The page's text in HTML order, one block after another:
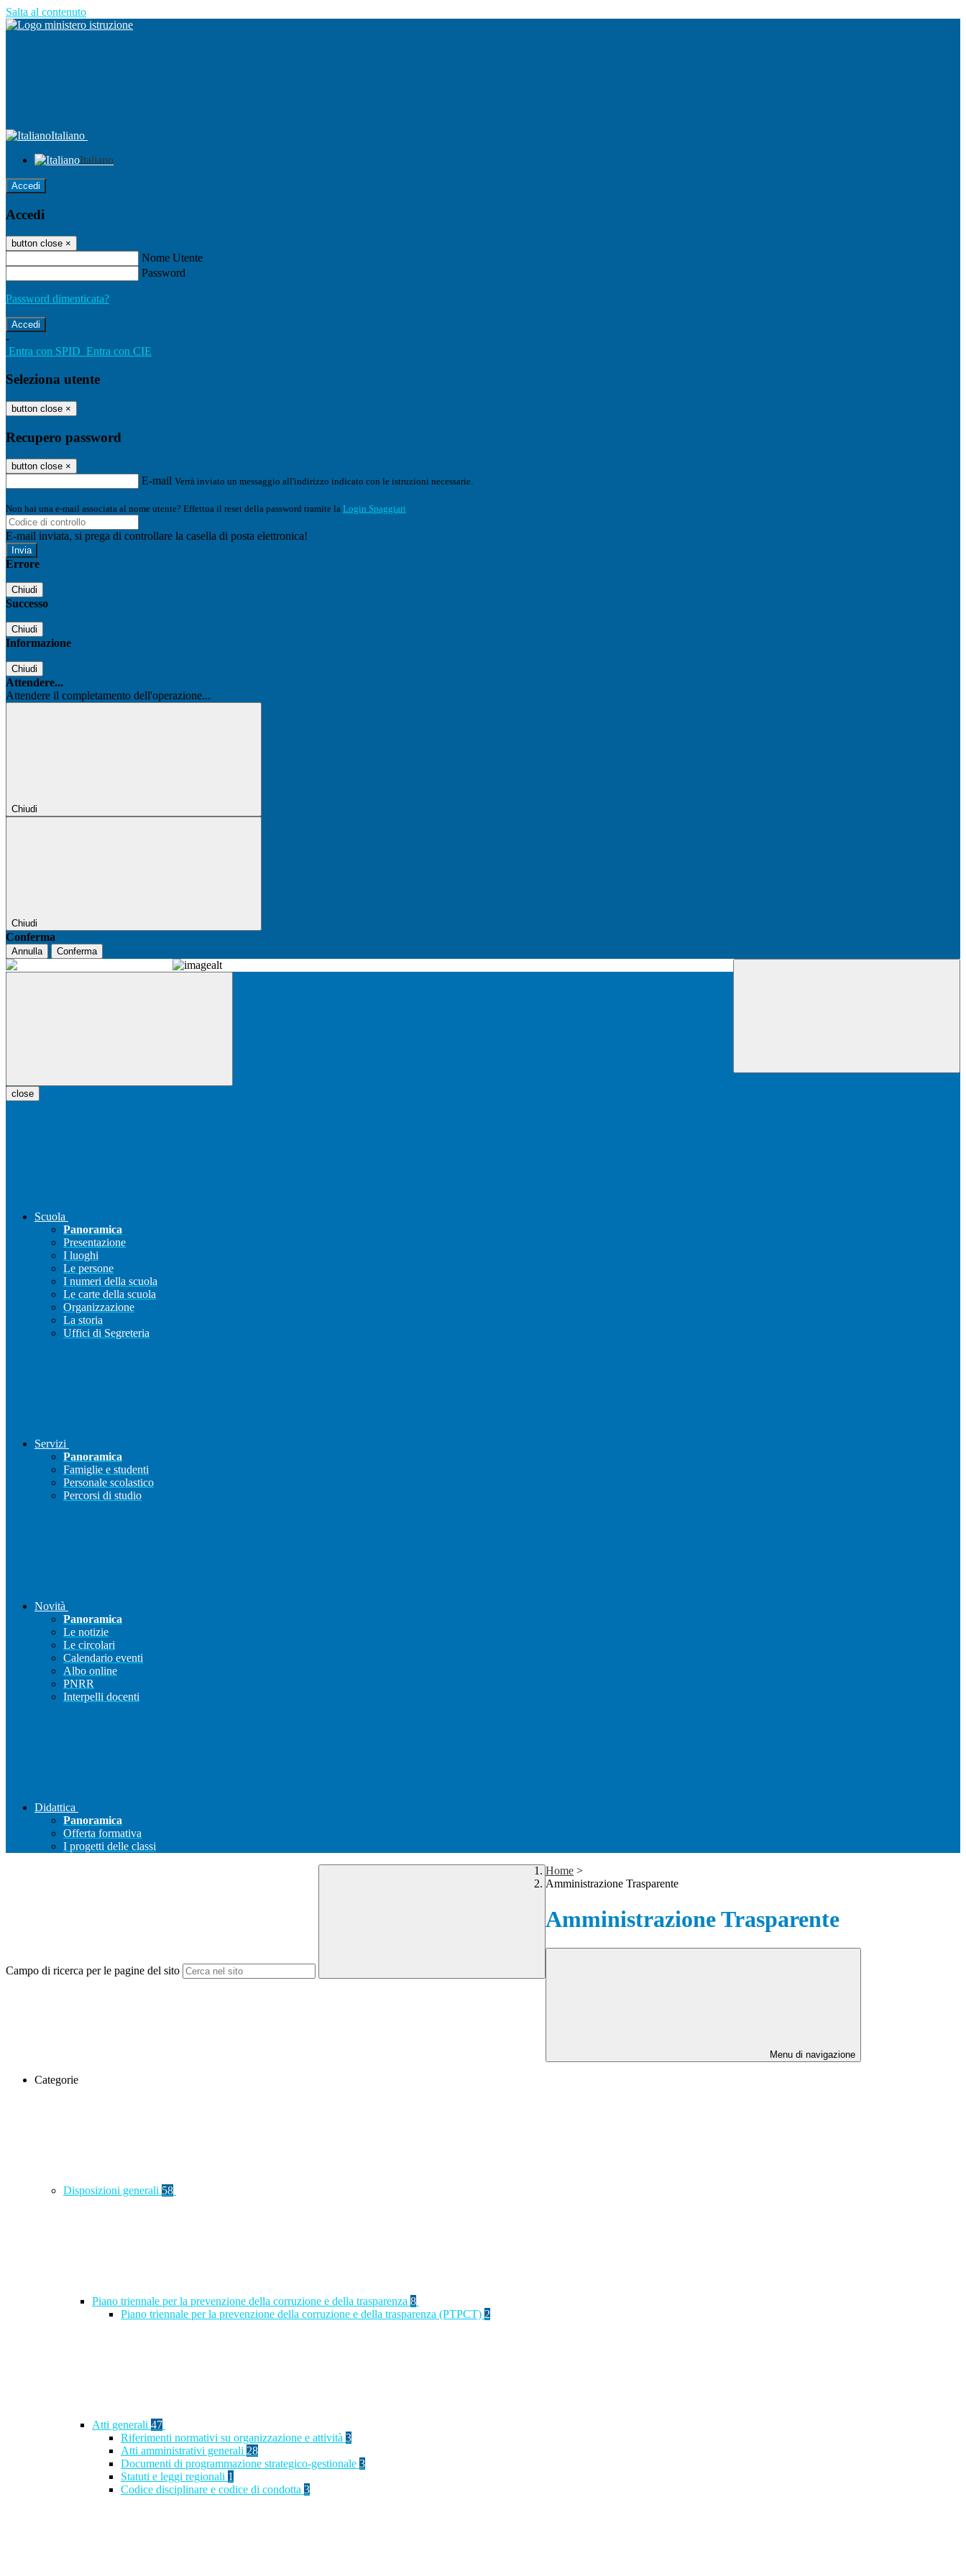
Salta al contenuto
Italiano
Italiano
Accedi
Accedi
button close ×
Nome Utente
Password
Password dimenticata?
-
Entra con SPID Entra con CIE
Seleziona utente
button close ×
Recupero password
button close ×
E-mail Verrà inviato un messaggio all'indirizzo indicato con le istruzioni necessarie.
Non hai una e-mail associata al nome utente? Effettua il reset della password tramite la Login Spaggiari
E-mail inviata, si prega di controllare la casella di posta elettronica!
Errore
Chiudi
Successo
Chiudi
Informazione
Chiudi
Attendere...
Attendere il completamento dell'operazione...
Chiudi
Chiudi
Conferma
Annulla Conferma
close
Scuola
Panoramica
Presentazione
I luoghi
Le persone
I numeri della scuola
Le carte della scuola
Organizzazione
La storia
Uffici di Segreteria
Servizi
Panoramica
Famiglie e studenti
Personale scolastico
Percorsi di studio
Novità
Panoramica
Le notizie
Le circolari
Calendario eventi
Albo online
PNRR
Interpelli docenti
Didattica
Panoramica
Offerta formativa
I progetti delle classi
Campo di ricerca per le pagine del sito
Home >
Amministrazione Trasparente
Amministrazione Trasparente
Menu di navigazione
Categorie
Disposizioni generali 58
Piano triennale per la prevenzione della corruzione e della trasparenza 8
Piano triennale per la prevenzione della corruzione e della trasparenza (PTPCT) 2
Atti generali 47
Riferimenti normativi su organizzazione e attività 3
Atti amministrativi generali 28
Documenti di programmazione strategico-gestionale 3
Statuti e leggi regionali 1
Codice disciplinare e codice di condotta 3